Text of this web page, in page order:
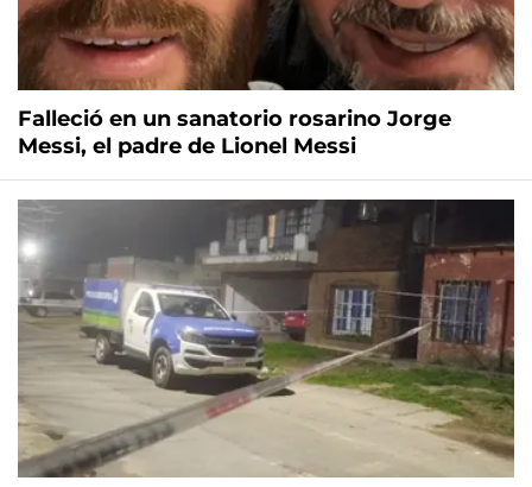
Falleció en un sanatorio rosarino Jorge
Messi, el padre de Lionel Messi